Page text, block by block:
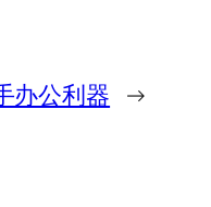
办公利器 →